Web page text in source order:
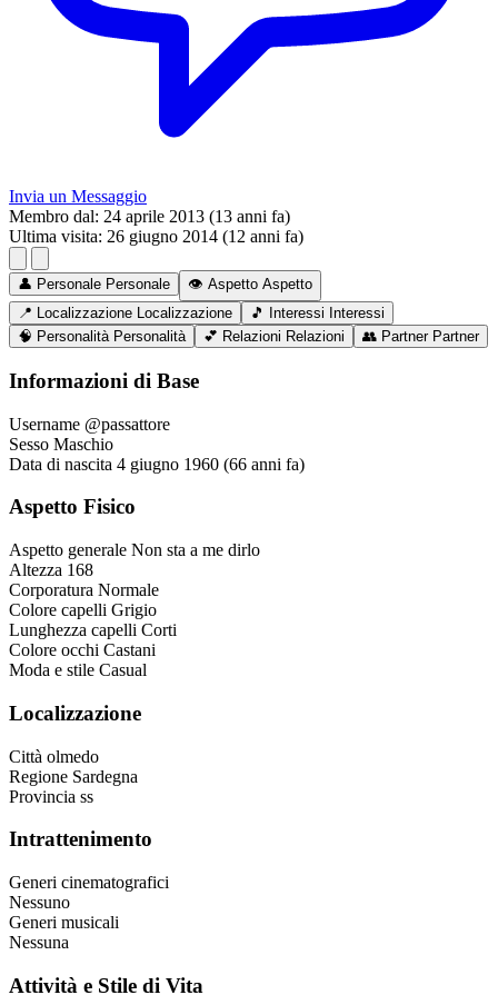
Invia un Messaggio
Membro dal: 24 aprile 2013 (13 anni fa)
Ultima visita: 26 giugno 2014 (12 anni fa)
👤 Personale Personale 👁️ Aspetto Aspetto
📍 Localizzazione Localizzazione 🎵 Interessi Interessi
🧠 Personalità Personalità 💕 Relazioni Relazioni 👥 Partner Partner
Informazioni di Base
Username @passattore
Sesso Maschio
Data di nascita 4 giugno 1960 (66 anni fa)
Aspetto Fisico
Aspetto generale Non sta a me dirlo
Altezza 168
Corporatura Normale
Colore capelli Grigio
Lunghezza capelli Corti
Colore occhi Castani
Moda e stile Casual
Localizzazione
Città olmedo
Regione Sardegna
Provincia ss
Intrattenimento
Generi cinematografici
Nessuno
Generi musicali
Nessuna
Attività e Stile di Vita